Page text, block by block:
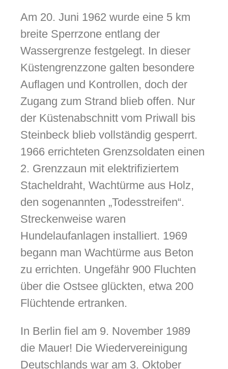
Am 20. Juni 1962 wurde eine 5 km
breite Sperrzone entlang der
Wassergrenze festgelegt. In dieser
Küstengrenzzone galten besondere
Auflagen und Kontrollen, doch der
Zugang zum Strand blieb offen. Nur
der Küstenabschnitt vom Priwall bis
Steinbeck blieb vollständig gesperrt.
1966 errichteten Grenzsoldaten einen
2. Grenzzaun mit elektrifiziertem
Stacheldraht, Wachtürme aus Holz,
den sogenannten „Todesstreifen“.
Streckenweise waren
Hundelaufanlagen installiert. 1969
begann man Wachtürme aus Beton
zu errichten. Ungefähr 900 Fluchten
über die Ostsee glückten, etwa 200
Flüchtende ertranken.
In Berlin fiel am 9. November 1989
die Mauer! Die Wiedervereinigung
Deutschlands war am 3. Oktober